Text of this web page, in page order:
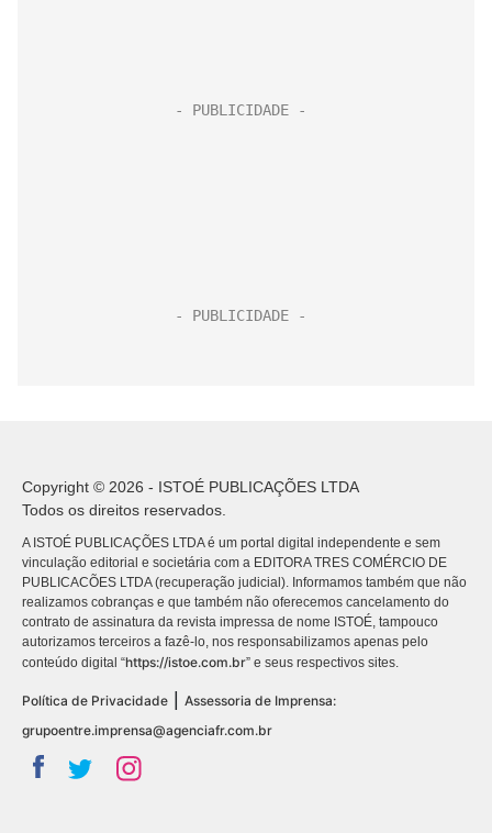
Copyright © 2026 - ISTOÉ PUBLICAÇÕES LTDA
Todos os direitos reservados.
A ISTOÉ PUBLICAÇÕES LTDA é um portal digital independente e sem
vinculação editorial e societária com a EDITORA TRES COMÉRCIO DE
PUBLICACÕES LTDA (recuperação judicial). Informamos também que não
realizamos cobranças e que também não oferecemos cancelamento do
contrato de assinatura da revista impressa de nome ISTOÉ, tampouco
autorizamos terceiros a fazê-lo, nos responsabilizamos apenas pelo
conteúdo digital “https://istoe.com.br” e seus respectivos sites.
Política de Privacidade
Assessoria de Imprensa:
grupoentre.imprensa@agenciafr.com.br